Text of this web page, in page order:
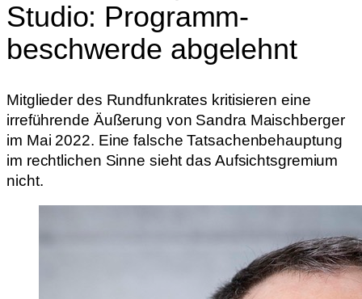
Studio: Programm­
beschwerde abgelehnt
Mitglieder des Rundfunkrates kritisieren eine
irreführende Äußerung von Sandra Maischberger
im Mai 2022. Eine falsche Tatsachenbehauptung
im rechtlichen Sinne sieht das Aufsichtsgremium
nicht.